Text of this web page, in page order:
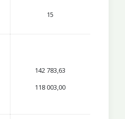
15
142 783,63
118 003,00